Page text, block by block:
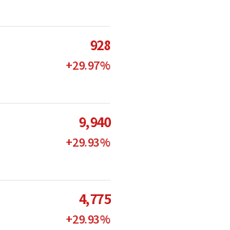
928
+29.97%
9,940
+29.93%
4,775
+29.93%